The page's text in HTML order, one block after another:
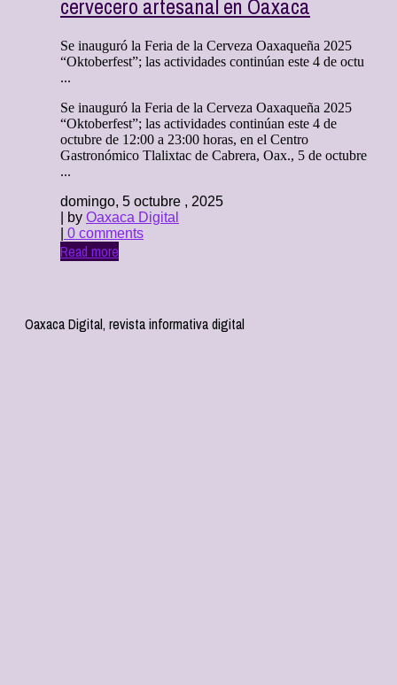
cervecero artesanal en Oaxaca
Se inauguró la Feria de la Cerveza Oaxaqueña 2025
“Oktoberfest”; las actividades continúan este 4 de octu
...
Se inauguró la Feria de la Cerveza Oaxaqueña 2025
“Oktoberfest”; las actividades continúan este 4 de
octubre de 12:00 a 23:00 horas, en el Centro
Gastronómico Tlalixtac de Cabrera, Oax., 5 de octubre
...
domingo, 5 octubre , 2025
| by Oaxaca Digital
0 comments
Read more
Oaxaca Digital, revista informativa digital